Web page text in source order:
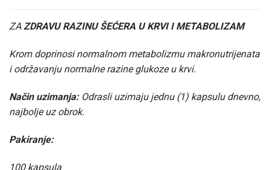
ZAZDRAVU RAZINU ŠEĆERA U KRVI I METABOLIZAM
Krom doprinosi normalnom metabolizmu makronutrijenata
i održavanju normalne razine glukoze u krvi.
Način uzimanja: Odrasli uzimaju jednu (1) kapsulu dnevno,
najbolje uz obrok.
Pakiranje:
100 kapsula